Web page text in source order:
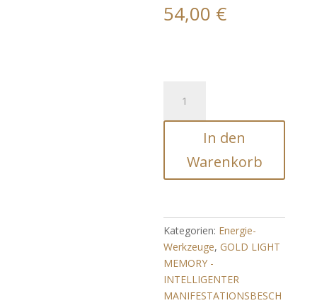
54,00 €
LIGHT-
GATE:
Verstärkung
Beschleunigung
Menge
In den
Warenkorb
Kategorien: Energie-
Werkzeuge, GOLD LIGHT
MEMORY -
INTELLIGENTER
MANIFESTATIONSBESCH